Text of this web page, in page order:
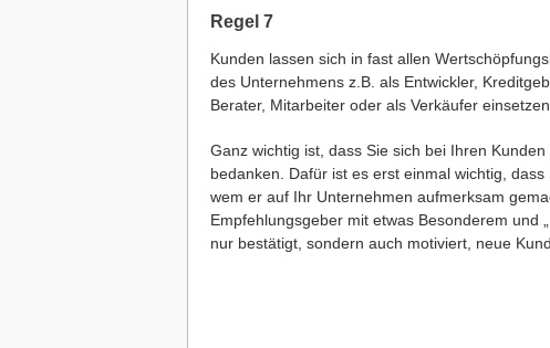
Regel 7
Kunden lassen sich in fast allen
des Unternehmens z.B. als Entwickler,
Berater, Mitarbeiter oder als Verkäufer einsetzen
Ganz wichtig ist, dass Sie sich bei Ihren
bedanken. Dafür ist es erst einmal wichtig,
wem er auf Ihr Unternehmen aufmerksam
Empfehlungsgeber mit etwas Besonderem und
nur bestätigt, sondern auch motiviert, neue